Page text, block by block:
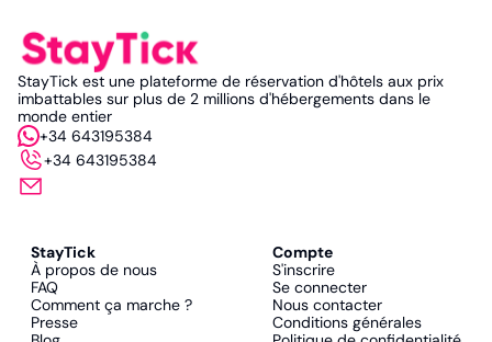
StayTick est une plateforme de réservation d'hôtels aux prix
imbattables sur plus de 2 millions d'hébergements dans le
monde entier
+34 643195384
+34 643195384
StayTick
À propos de nous
FAQ
Comment ça marche ?
Presse
Compte
S'inscrire
Se connecter
Nous contacter
Conditions générales